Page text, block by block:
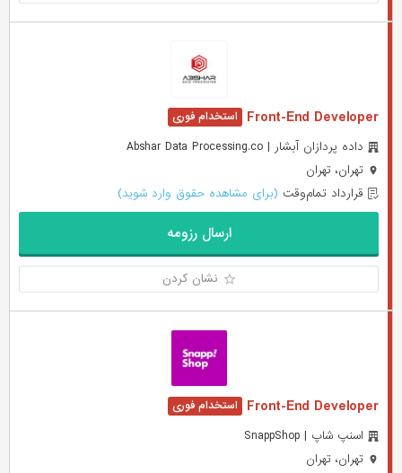
Front-End Developer
داده پردازان آبشار | Abshar Data Processing.co
تهران، تهران
قرارداد تمام‌وقت (برای مشاهده حقوق وارد شوید)
ارسال رزومه
نشان کردن
Front-End Developer
اسنپ شاپ | SnappShop
تهران، تهران